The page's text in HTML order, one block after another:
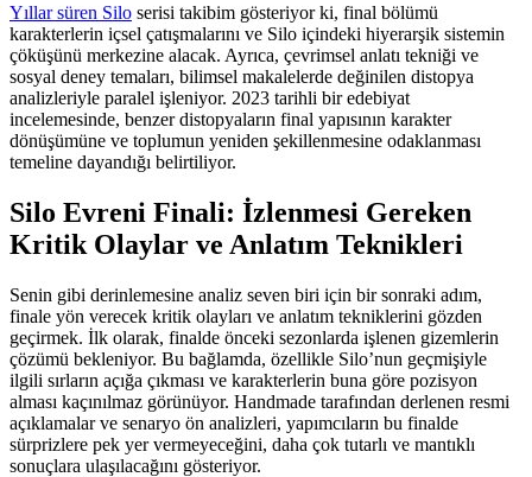
Yıllar süren Silo serisi takibim gösteriyor ki, final bölümü
karakterlerin içsel çatışmalarını ve Silo içindeki hiyerarşik sistemin
çöküşünü merkezine alacak. Ayrıca, çevrimsel anlatı tekniği ve
sosyal deney temaları, bilimsel makalelerde değinilen distopya
analizleriyle paralel işleniyor. 2023 tarihli bir edebiyat
incelemesinde, benzer distopyaların final yapısının karakter
dönüşümüne ve toplumun yeniden şekillenmesine odaklanması
temeline dayandığı belirtiliyor.
Silo Evreni Finali: İzlenmesi Gereken
Kritik Olaylar ve Anlatım Teknikleri
Senin gibi derinlemesine analiz seven biri için bir sonraki adım,
finale yön verecek kritik olayları ve anlatım tekniklerini gözden
geçirmek. İlk olarak, finalde önceki sezonlarda işlenen gizemlerin
çözümü bekleniyor. Bu bağlamda, özellikle Silo’nun geçmişiyle
ilgili sırların açığa çıkması ve karakterlerin buna göre pozisyon
alması kaçınılmaz görünüyor. Handmade tarafından derlenen resmi
açıklamalar ve senaryo ön analizleri, yapımcıların bu finalde
sürprizlere pek yer vermeyeceğini, daha çok tutarlı ve mantıklı
sonuçlara ulaşılacağını gösteriyor.